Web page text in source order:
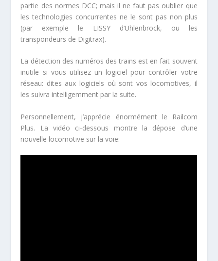
partie des normes DCC; mais il ne faut pas oublier que
les technologies concurrentes ne le sont pas non plus
(par exemple le LISSY d’Uhlenbrock, ou les
transpondeurs de Digitrax).
La détection des numéros des trains est en fait souvent
inutile si vous utilisez un logiciel pour contrôler votre
réseau: dites aux logiciels où sont vos locomotives, il
les suivra intelligemment par la suite.
Personnellement, j’apprécie énormément le Railcom
Plus. La vidéo ci-dessous montre la dépose d’une
nouvelle locomotive sur la voie: